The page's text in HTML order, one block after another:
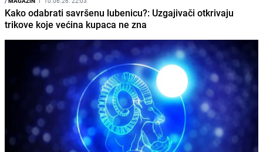
Kako odabrati savršenu lubenicu?: Uzgajivači otkrivaju
trikove koje većina kupaca ne zna